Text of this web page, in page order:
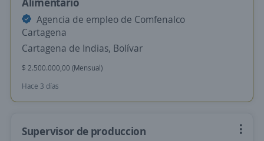
Agencia de empleo de Comfenalco
Cartagena
Cartagena de Indias, Bolívar
$ 2.500.000,00 (Mensual)
Hace 3 días
Supervisor de produccion